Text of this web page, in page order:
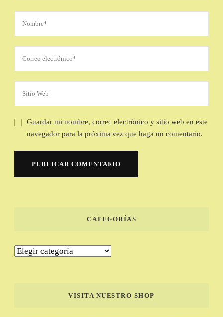
Guardar mi nombre, correo electrónico y sitio web en este
navegador para la próxima vez que haga un comentario.
CATEGORÍAS
Categorías
VISITA NUESTRO SHOP